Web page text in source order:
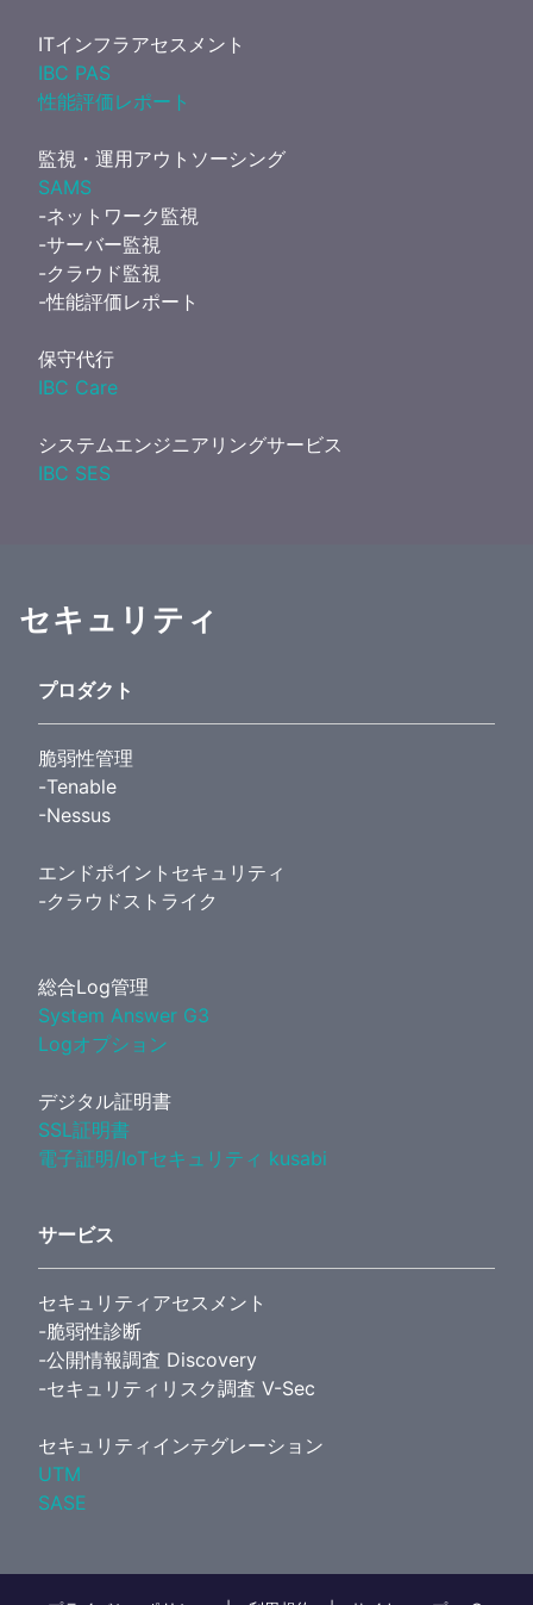
ITインフラアセスメント
IBC PAS
性能評価レポート
監視・運用アウトソーシング
SAMS
-ネットワーク監視
-サーバー監視
-クラウド監視
-性能評価レポート
保守代行
IBC Care
システムエンジニアリングサービス
IBC SES
セキュリティ
プロダクト
脆弱性管理
-Tenable
-Nessus
エンドポイントセキュリティ
-クラウドストライク
総合Log管理
System Answer G3
Logオプション
デジタル証明書
SSL証明書
電子証明/IoTセキュリティ kusabi
サービス
セキュリティアセスメント
-脆弱性診断
-公開情報調査 Discovery
-セキュリティリスク調査 V-Sec
セキュリティインテグレーション
UTM
SASE